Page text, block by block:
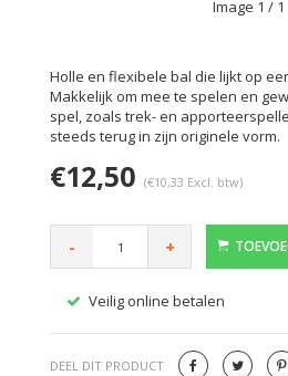
Image 1 / 1
Holle en flexibele bal die lijkt op
Makkelijk om mee te spelen en
spel, zoals trek- en
steeds terug in zijn originele vorm.
€12,50 (€10,33 Excl. btw)
- +
Veilig online betalen
DEEL DIT PRODUCT